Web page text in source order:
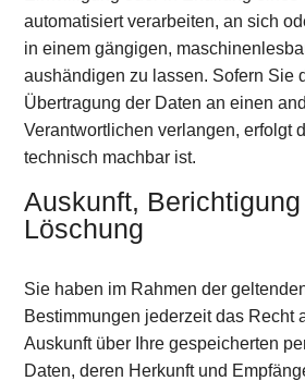
automatisiert verarbeiten, an sich
in einem gängigen,
aushändigen zu lassen. Sofern Sie
Übertragung der Daten an einen
Verantwortlichen verlangen, erfolgt
technisch machbar ist.
Auskunft,
Löschung
Sie haben im Rahmen der
Bestimmungen jederzeit das Recht
Auskunft über Ihre gespeicherten
Daten, deren Herkunft und